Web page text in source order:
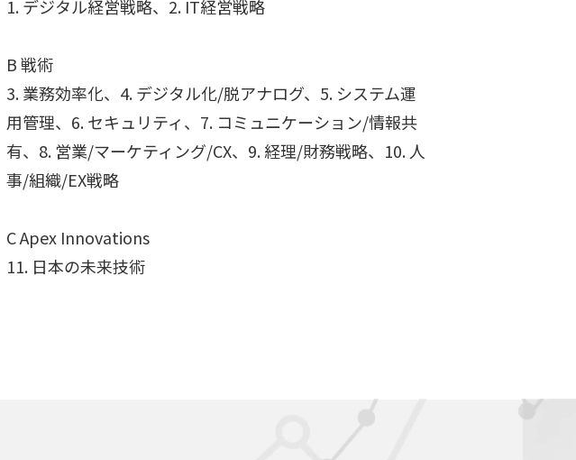
1. デジタル経営戦略、2. IT経営戦略
B 戦術
3. 業務効率化、4. デジタル化/脱アナログ、5. システム運
用管理、6. セキュリティ、7. コミュニケーション/情報共
有、8. 営業/マーケティング/CX、9. 経理/財務戦略、10. 人
事/組織/EX戦略
C Apex Innovations
11. 日本の未来技術